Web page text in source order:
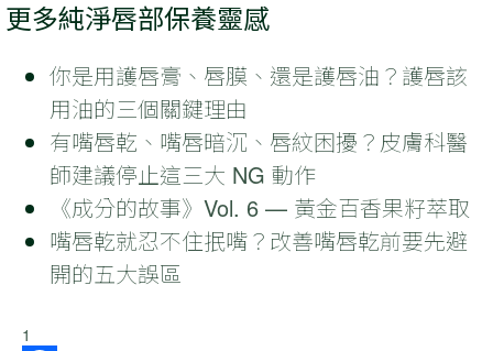
更多純淨唇部保養靈感
你是用護唇膏、唇膜、還是護唇油？護唇該
用油的三個關鍵理由
有嘴唇乾、嘴唇暗沉、唇紋困擾？皮膚科醫
師建議停止這三大 NG 動作
《成分的故事》Vol. 6 — 黃金百香果籽萃取
嘴唇乾就忍不住抿嘴？改善嘴唇乾前要先避
開的五大誤區
1